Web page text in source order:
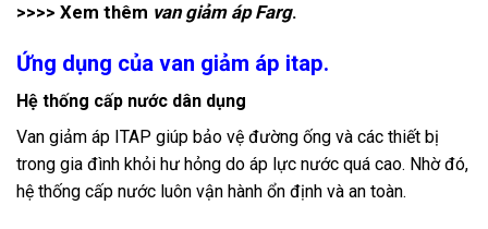
>>>> Xem thêm van giảm áp Farg.
Ứng dụng của van giảm áp itap.
Hệ thống cấp nước dân dụng
Van giảm áp ITAP giúp bảo vệ đường ống và các thiết bị
trong gia đình khỏi hư hỏng do áp lực nước quá cao. Nhờ đó,
hệ thống cấp nước luôn vận hành ổn định và an toàn.